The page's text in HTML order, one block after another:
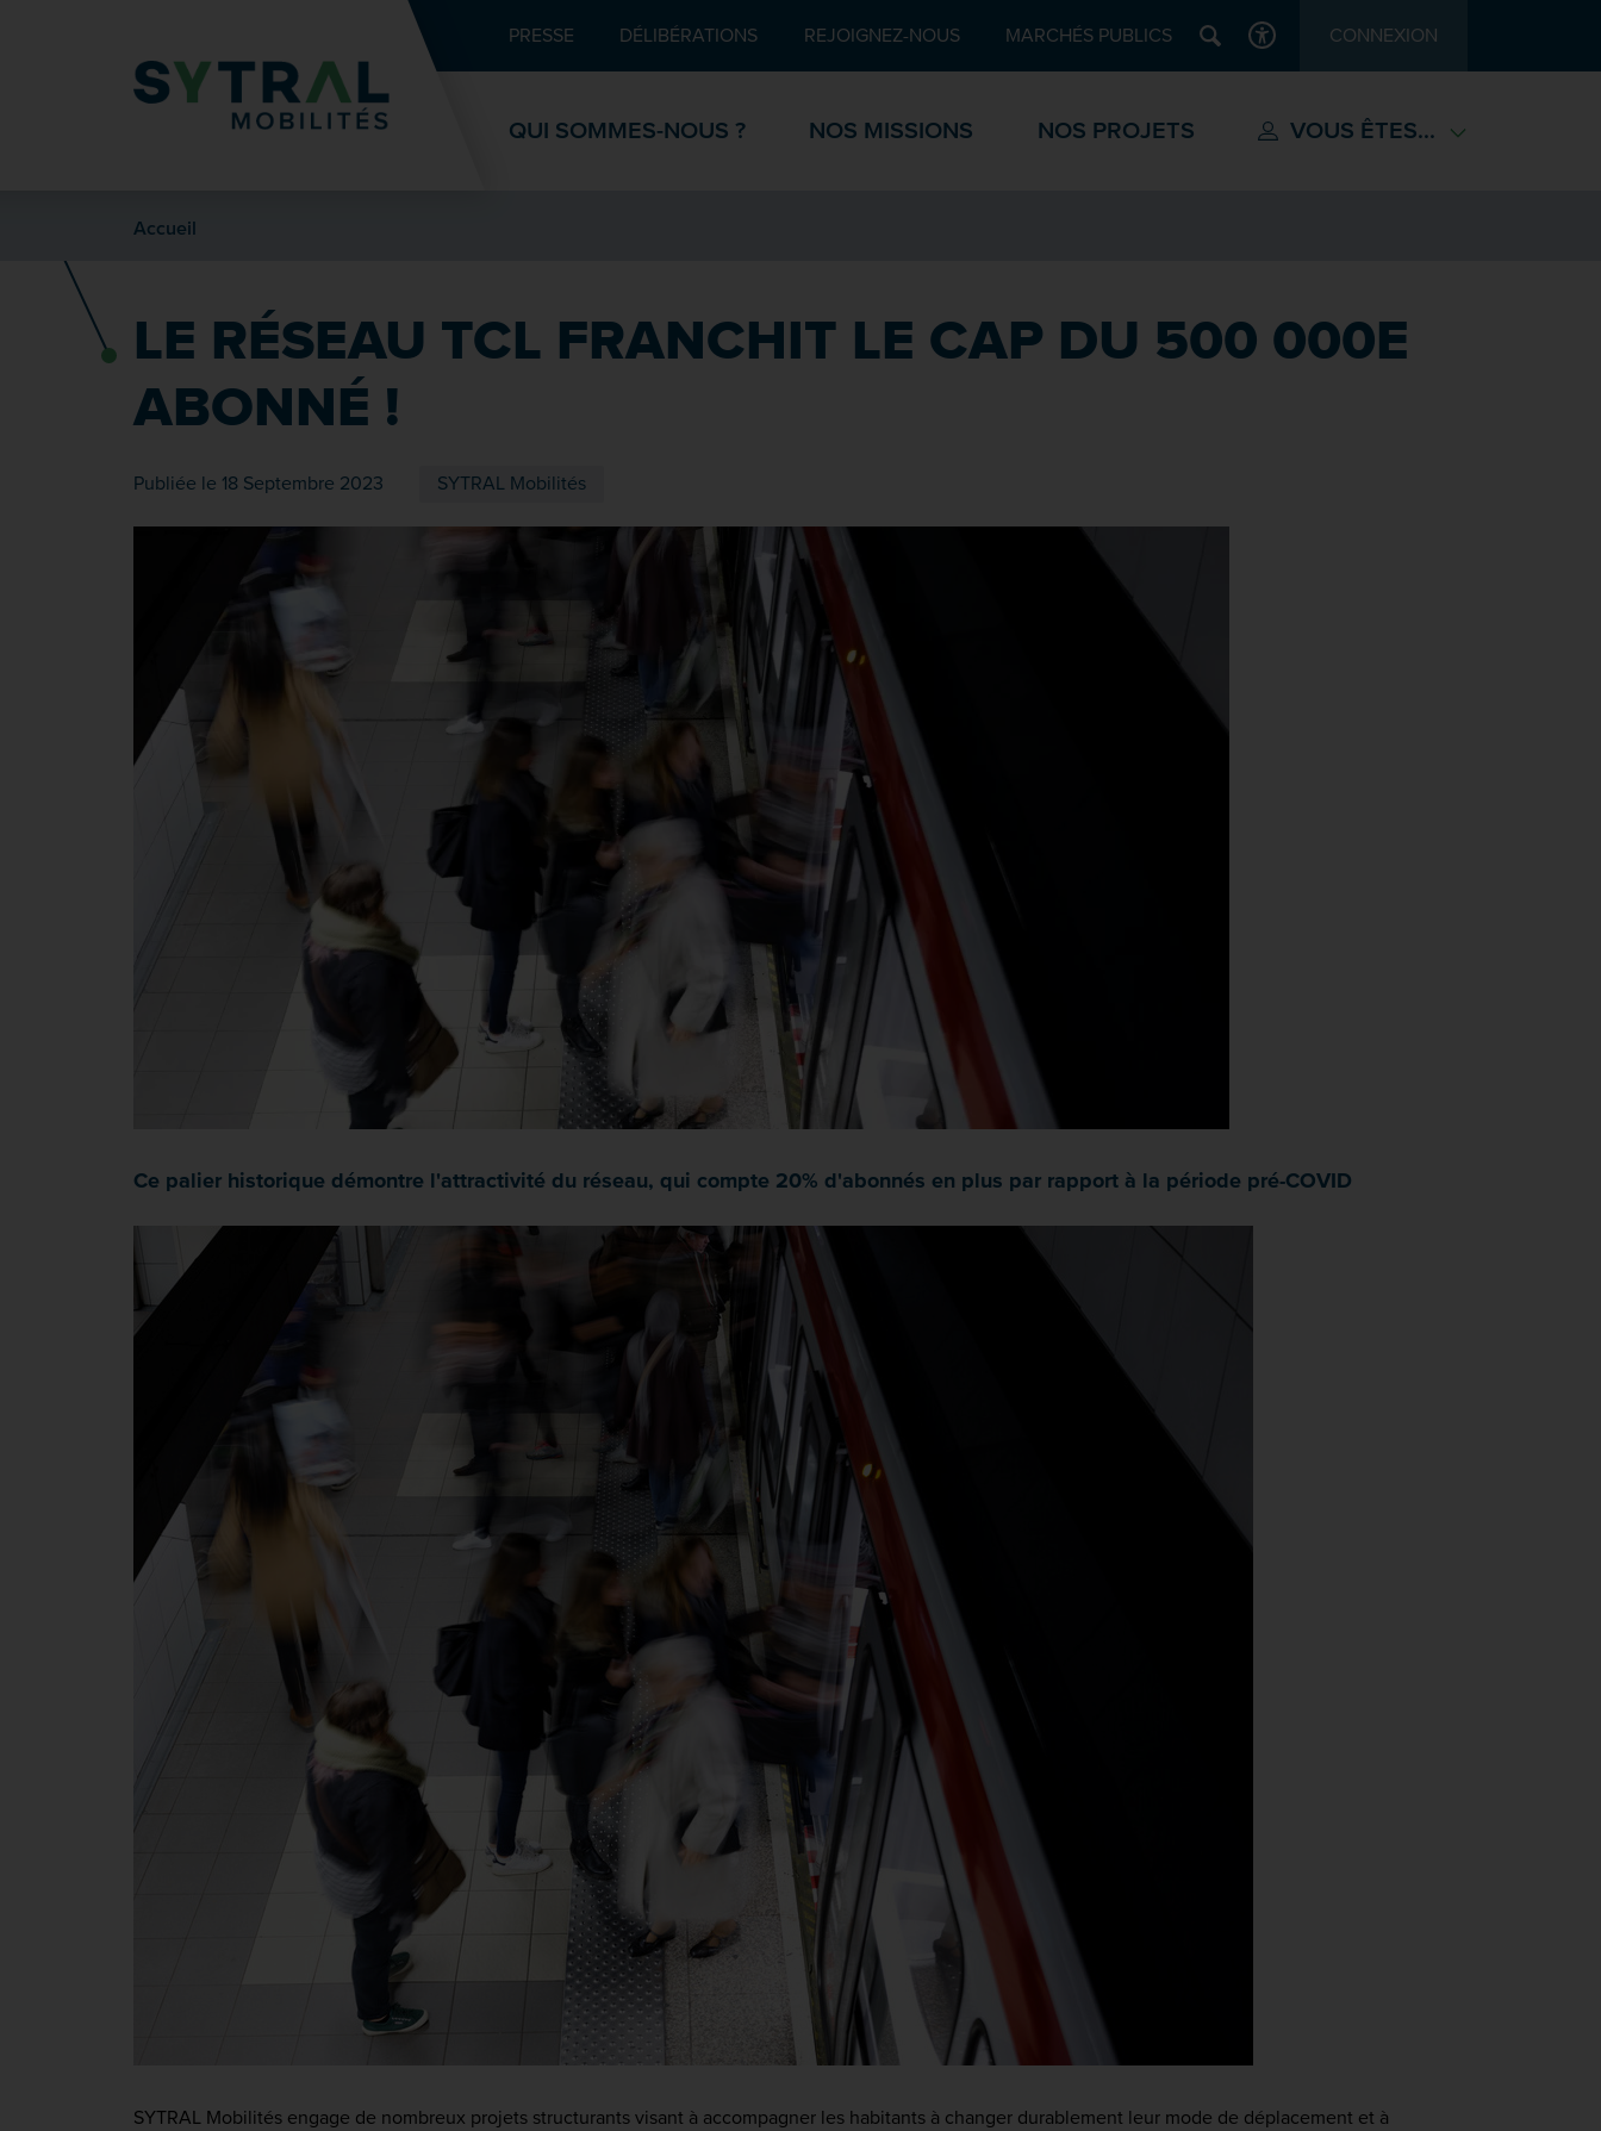
Recherche Pied de page
PRESSE DÉLIBÉRATIONS REJOIGNEZ-NOUS MARCHÉS PUBLICS Recherche
ACCESSIBILITÉCONNEXION
QUI SOMMES-NOUS ? NOS MISSIONS NOS PROJETS VOUS ÊTES...
Accueil
LE RÉSEAU TCL FRANCHIT LE CAP DU 500 000E
ABONNÉ !
Publiée le 18 Septembre 2023 SYTRAL Mobilités
Ce palier historique démontre l'attractivité du réseau, qui compte 20% d'abonnés en plus par rapport à la période pré-COVID
SYTRAL Mobilités engage de nombreux projets structurants visant à accompagner les habitants à changer durablement leur mode de déplacement et à